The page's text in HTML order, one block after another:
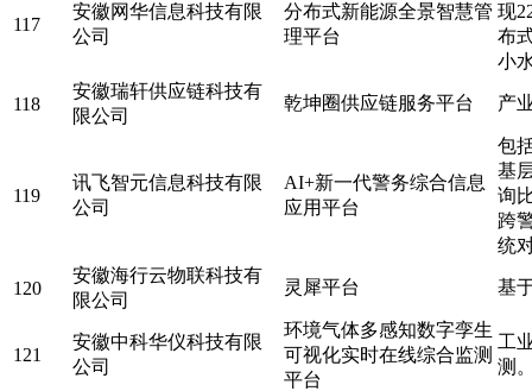
117
安徽网华信息科技有限
公司
分布式新能源全景智慧管
理平台
现
布
小
118
安徽瑞轩供应链科技有
限公司
乾坤圈供应链服务平台 产
119
讯飞智元信息科技有限
公司
AI+新一代警务综合信息
应用平台
包
基
询
跨
统
120
安徽海行云物联科技有
限公司
灵犀平台 基
121
安徽中科华仪科技有限
公司
环境气体多感知数字孪生
可视化实时在线综合监测
平台
工
测